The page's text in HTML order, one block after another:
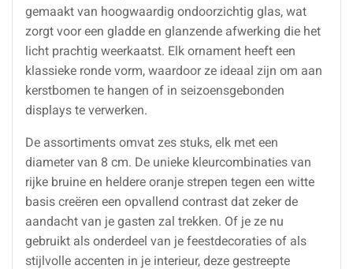
gemaakt van hoogwaardig ondoorzichtig glas, wat
zorgt voor een gladde en glanzende afwerking die het
licht prachtig weerkaatst. Elk ornament heeft een
klassieke ronde vorm, waardoor ze ideaal zijn om aan
kerstbomen te hangen of in seizoensgebonden
displays te verwerken.
De assortiments omvat zes stuks, elk met een
diameter van 8 cm. De unieke kleurcombinaties van
rijke bruine en heldere oranje strepen tegen een witte
basis creëren een opvallend contrast dat zeker de
aandacht van je gasten zal trekken. Of je ze nu
gebruikt als onderdeel van je feestdecoraties of als
stijlvolle accenten in je interieur, deze gestreepte